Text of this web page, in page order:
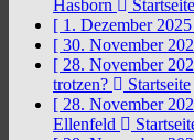
Hasborn
Startseite
[ 1. Dezember
[ 30. November
[ 28. November
trotzen?
Startseite
[ 28. November
Ellenfeld